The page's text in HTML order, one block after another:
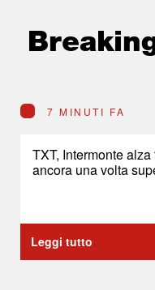
7 MINUTI FA
TXT, Intermonte
ancora una volta
Leggi tutto